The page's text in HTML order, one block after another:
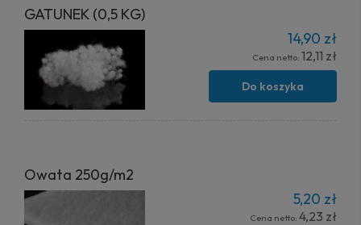
GATUNEK (0,5 KG)
14,90 zł
Cena netto: 12,11 zł
Do koszyka
Owata 250g/m2
5,20 zł
Cena netto: 4,23 zł